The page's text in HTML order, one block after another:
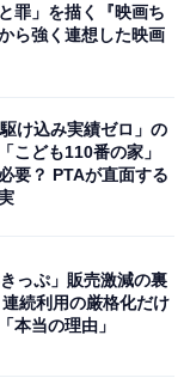
いと思う岩手県の
」、1位は？
罪」を描く『映画ち
ら強く連想した映画
け込み実績ゼロ」の
こども110番の家」
要？ PTAが直面する
きっぷ」販売激減の裏
続利用の厳格化だけ
本当の理由」